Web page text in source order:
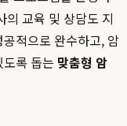
의 교육 및 상담도 지
적으로 완수하고, 암
록 돕는 맞춤형 암